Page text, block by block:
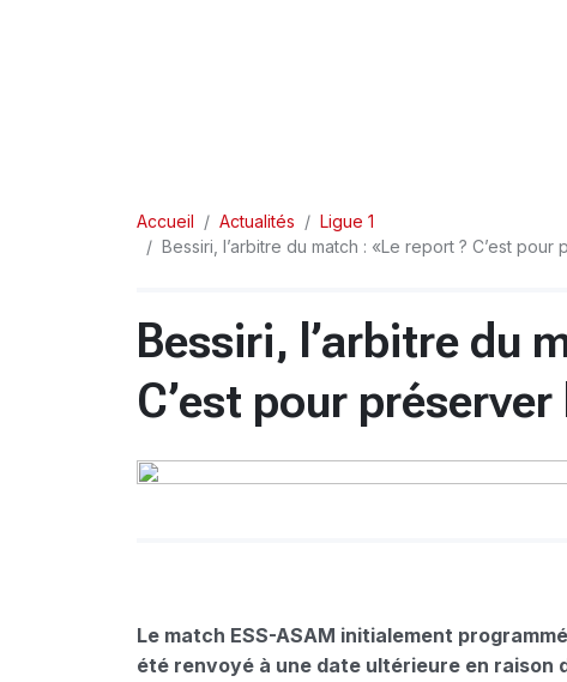
Accueil Actualités
Ligue 1
Bessiri, l’arbitre du match : «Le report ? C’est
Bessiri, l’arbitre du
C’est pour
Le match ESS-ASAM initialement
été renvoyé à une date ultérieure en